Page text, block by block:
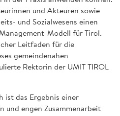
und Akteuren sowie
und Sozialwesens einen
Modell für Tirol.
Leitfaden für die
gemeindenahen
Rektorin der UMIT TIROL
ist das Ergebnis einer
und engen Zusammenarbeit